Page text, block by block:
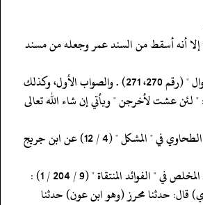
إلا أنه أسقط من السند عمر وجعله من مسند
الأول، وكذلك
لئن عشت لأخرجن " ويأتي إن شاء الله تعالى
‏‏‏‏1134) . والحديث أخرجه الطحاوي في " المشكل " (4 / 12) عن ابن جريج
" الفوائد المنتقاة " (9 / 204 / 1) :
قال: حدثنا محرز (وهو ابن عون) حدثنا